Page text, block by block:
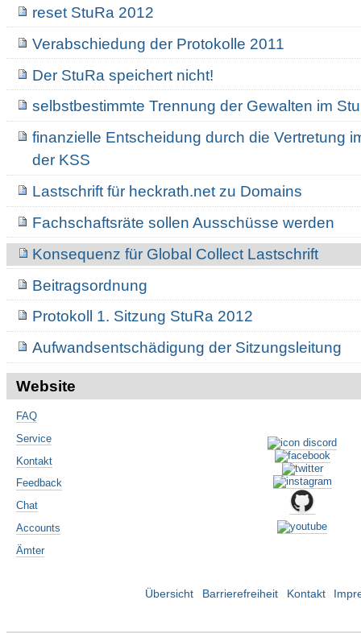
reset StuRa 2012
Verabschiedung der Protokolle 2011
Der StuRa speichert nicht!
selbstbestimmte Trennung der Gewalten im
finanzielle Entscheidung durch die Vertretung
der KSS
Lastschrift für heckrath.net zu Domains
Fachschaftsräte sollen Ausschüsse werden
Konsequenz für Global Collect Lastschrift
Beitragsordnung
Protokoll 1. Sitzung StuRa 2012
Aufwandsentschädigung der Sitzungsleitung
Website
FAQ
Service
Kontakt
Feedback
Chat
Accounts
Ämter
Übersicht Barrierefreiheit Kontakt